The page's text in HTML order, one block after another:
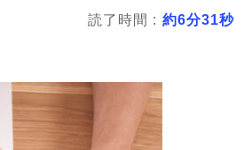
読了時間 : 約6分31秒